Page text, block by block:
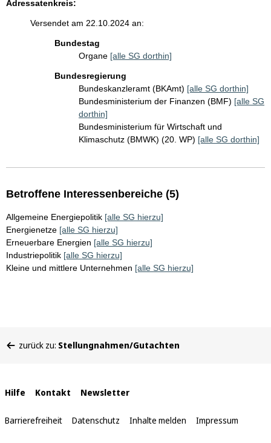
Adressatenkreis:
Versendet am 22.10.2024 an:
Bundestag
Organe [alle SG dorthin]
Bundesregierung
Bundeskanzleramt (BKAmt) [alle SG dorthin]
Bundesministerium der Finanzen (BMF) [alle SG
dorthin]
Bundesministerium für Wirtschaft und
Klimaschutz (BMWK) (20. WP) [alle SG dorthin]
Betroffene Interessenbereiche (5)
Allgemeine Energiepolitik [alle SG hierzu]
Energienetze [alle SG hierzu]
Erneuerbare Energien [alle SG hierzu]
Industriepolitik [alle SG hierzu]
Kleine und mittlere Unternehmen [alle SG hierzu]
befinden
zurück zu: Stellungnahmen/Gutachten
Interne
Links
Hilfe Kontakt Newsletter
Barrierefreiheit Datenschutz Inhalte melden Impressum